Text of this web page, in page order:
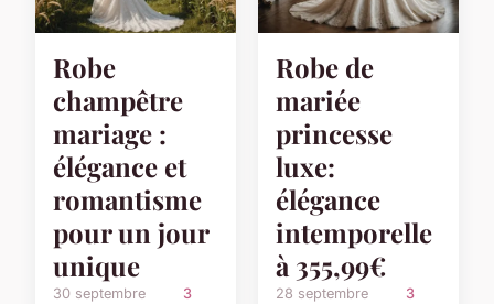
Robe
champêtre
mariage :
élégance et
romantisme
pour un jour
unique
30 septembre
3
Robe de
mariée
princesse
luxe:
élégance
intemporelle
à 355,99€
28 septembre
3